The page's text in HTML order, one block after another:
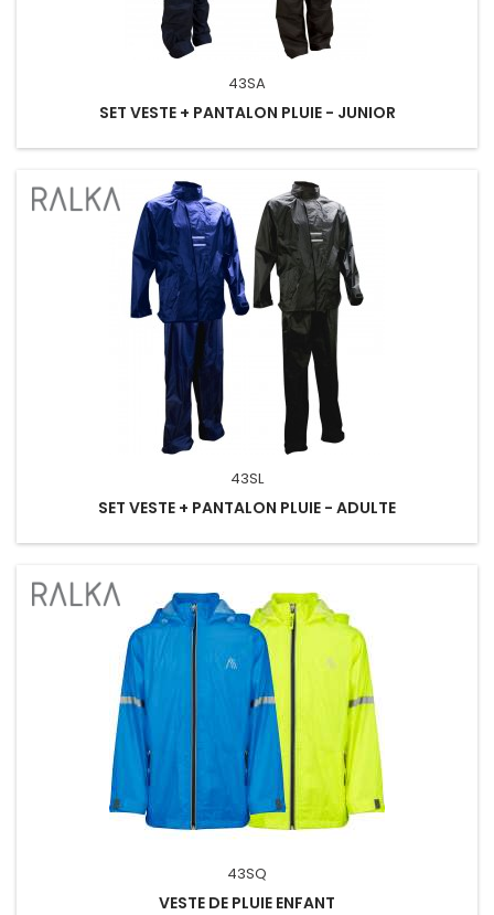
43SA
SET VESTE + PANTALON PLUIE - JUNIOR
43SL
SET VESTE + PANTALON PLUIE - ADULTE
43SQ
VESTE DE PLUIE ENFANT